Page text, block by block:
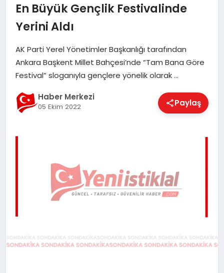
EĞITIM
EKONOMI
MAGAZIN
TEKNOLOJI
En Büyük Gençlik Festivalinde
Yerini Aldı
AK Parti Yerel Yönetimler Başkanlığı tarafından
Ankara Başkent Millet Bahçesi’nde “Tam Bana Göre
Festival” sloganıyla gençlere yönelik olarak …
Haber Merkezi
05 Ekim 2022 Paylaş